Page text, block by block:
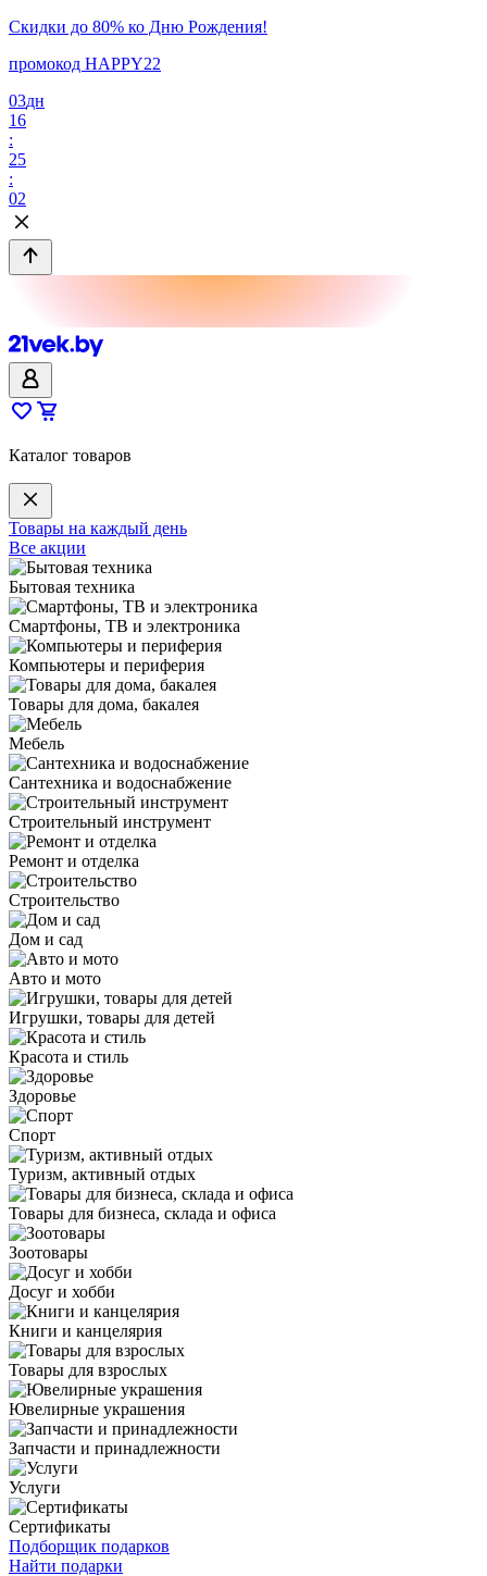
Скидки до 80% ко Дню Рождения!
промокод HAPPY22
03дн
16
:
25
:
02
Каталог товаров
Товары на каждый день
Все акции
Бытовая техника
Смартфоны, ТВ и электроника
Компьютеры и периферия
Товары для дома, бакалея
Мебель
Сантехника и водоснабжение
Строительный инструмент
Ремонт и отделка
Строительство
Дом и сад
Авто и мото
Игрушки, товары для детей
Красота и стиль
Здоровье
Спорт
Туризм, активный отдых
Товары для бизнеса, склада и офиса
Зоотовары
Досуг и хобби
Книги и канцелярия
Товары для взрослых
Ювелирные украшения
Запчасти и принадлежности
Услуги
Сертификаты
Подборщик подарков
Найти подарки